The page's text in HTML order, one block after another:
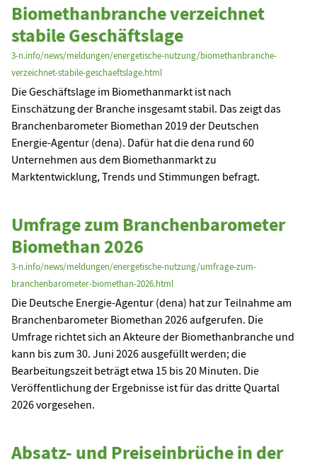
Biomethanbranche verzeichnet
stabile Geschäftslage
3-n.info/news/meldungen/energetische-nutzung/biomethanbranche-
verzeichnet-stabile-geschaeftslage.html
Die Geschäftslage im Biomethanmarkt ist nach
Einschätzung der Branche insgesamt stabil. Das zeigt das
Branchenbarometer Biomethan 2019 der Deutschen
Energie-Agentur (dena). Dafür hat die dena rund 60
Unternehmen aus dem Biomethanmarkt zu
Marktentwicklung, Trends und Stimmungen befragt.
Umfrage zum Branchenbarometer
Biomethan 2026
3-n.info/news/meldungen/energetische-nutzung/umfrage-zum-
branchenbarometer-biomethan-2026.html
Die Deutsche Energie-Agentur (dena) hat zur Teilnahme am
Branchenbarometer Biomethan 2026 aufgerufen. Die
Umfrage richtet sich an Akteure der Biomethanbranche und
kann bis zum 30. Juni 2026 ausgefüllt werden; die
Bearbeitungszeit beträgt etwa 15 bis 20 Minuten. Die
Veröffentlichung der Ergebnisse ist für das dritte Quartal
2026 vorgesehen.
Absatz- und Preiseinbrüche in der